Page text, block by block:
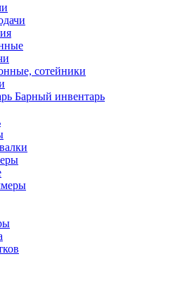
сотейники
Барный инвентарь